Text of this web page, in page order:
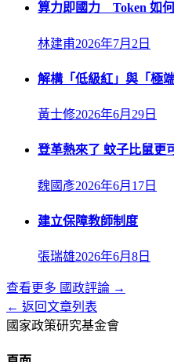
算力即國力 Token 如
林建甫2026年7月2日
解構「低級紅」與「極
黃士修2026年6月29日
登革熱來了 蚊子比鼠更
魏國彥2026年6月17日
建立保障教師制度
張瑞雄2026年6月8日
查看更多 國政評論 →
← 返回文章列表
國家政策研究基金會